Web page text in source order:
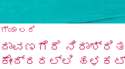
ಗ್ಯಾ ಲರಿ
ದಾವಣಗೆರೆ
ಕೇಂದ್ರದಲ್ಲಿ